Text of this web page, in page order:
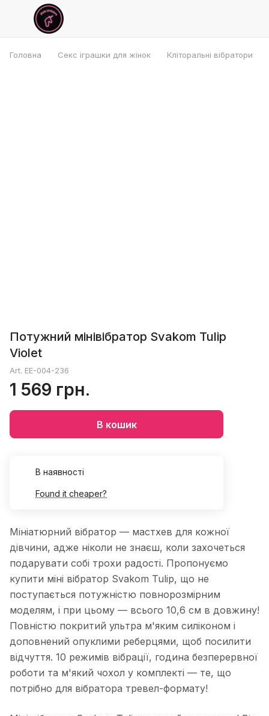
Головна Секс іграшки для жінок Кліторальні вібратори
Потужний мінівібратор Svakom Tulip
Violet
Art. EE-004-236
1 569 грн.
В кошик
В наявності
Found it cheaper?
Мініатюрний вібратор — мастхев для кожної
дівчини, адже ніколи не знаєш, коли захочеться
подарувати собі трохи радості. Пропонуємо
купити міні вібратор Svakom Tulip, що не
поступається потужністю повнорозмірним
моделям, і при цьому — всього 10,6 см в довжину!
Повністю покритий ультра м'яким силіконом і
доповнений опуклими реберцями, щоб посилити
відчуття. 10 режимів вібрації, година безперервної
роботи та м'який чохол у комплекті — те, що
потрібно для вібратора тревел-формату!